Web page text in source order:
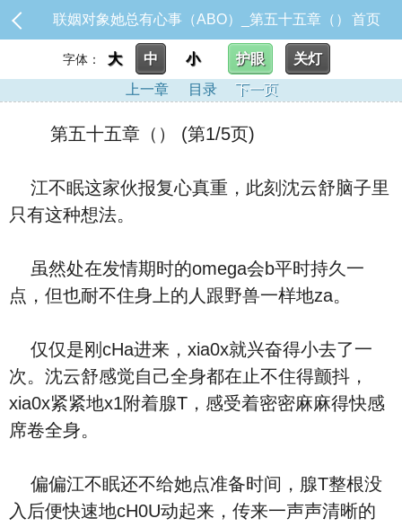
联姻对象她总有心事（ABO）_第五十五章（） 首页
字体： 大 中 小 护眼
关灯
上一章
目录 下一页
第五十五章（） (第1/5页)
江不眠这家伙报复心真重，此刻沈云舒脑子里
只有这种想法。
虽然处在发情期时的omega会b平时持久一
点，但也耐不住身上的人跟野兽一样地za。
仅仅是刚cHa进来，xia0x就兴奋得小去了一
次。沈云舒感觉自己全身都在止不住得颤抖，
xia0x紧紧地x1附着腺T，感受着密密麻麻得快感
席卷全身。
偏偏江不眠还不给她点准备时间，腺T整根没
入后便快速地cH0U动起来，传来一声声清晰的